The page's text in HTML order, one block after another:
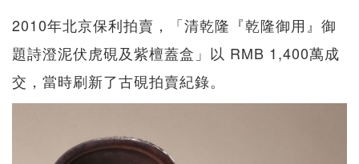
2010年北京保利拍賣，「清乾隆『乾隆御用』御
題詩澄泥伏虎硯及紫檀蓋盒」以 RMB 1,400萬成
交，當時刷新了古硯拍賣紀錄。